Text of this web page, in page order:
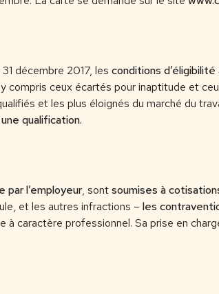
31 décembre 2017, les conditions d’éligibilité
compris ceux écartés pour inaptitude et
et les plus éloignés du marché du
qualification.
par l’employeur, sontsoumises à
et les autres infractions – les
caractère professionnel. Sa prise en